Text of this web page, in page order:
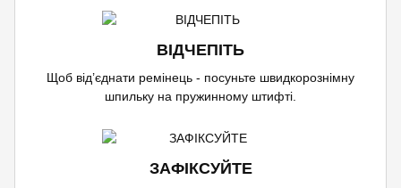
ВІДЧЕПІТЬ
Щоб від’єднати ремінець - посуньте швидкорознімну
шпильку на пружинному штифті.
ЗАФІКСУЙТЕ